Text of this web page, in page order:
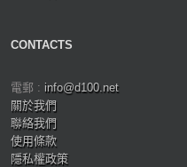
CONTACTS
電郵 : info@d100.net
關於我們
聯絡我們
使用條款
隱私權政策